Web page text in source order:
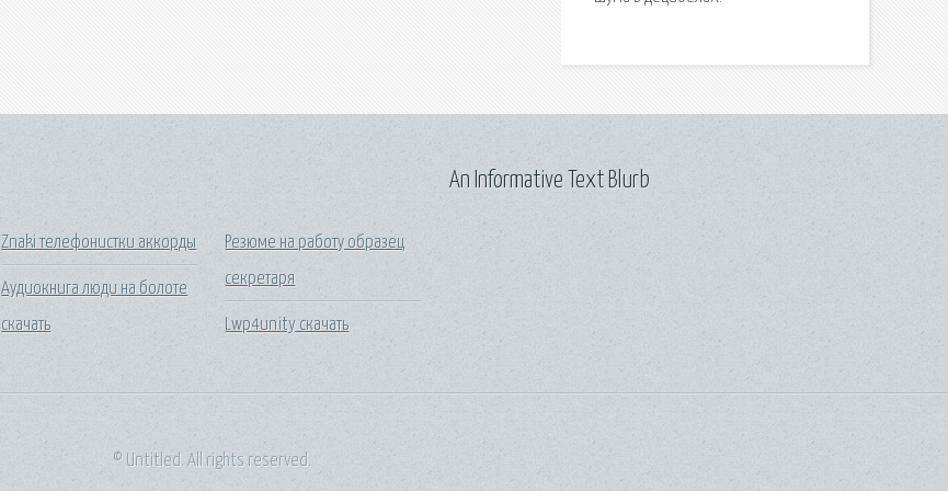
Znaki телефонистки аккорды
Аудиокнига люди на болоте
скачать
Резюме на работу образец
секретаря
Lwp4unity скачать
An Informative Text Blurb
© Untitled. All rights reserved.